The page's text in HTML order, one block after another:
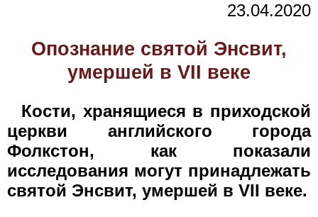
23.04.2020
Опознание святой Энсвит,
умершей в VII веке
Кости, хранящиеся в приходской
церкви английского города
Фолкстон, как показали
исследования могут принадлежать
святой Энсвит, умершей в VII веке.